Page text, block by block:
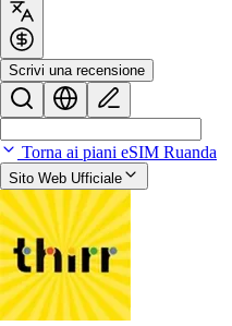
Scrivi una recensione
Torna ai piani eSIM Ruanda
Sito Web Ufficiale